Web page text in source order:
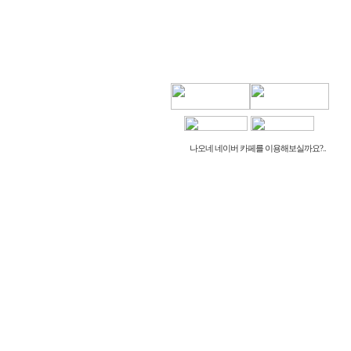
나오네 네이버 카페를 이용해보실까요?..